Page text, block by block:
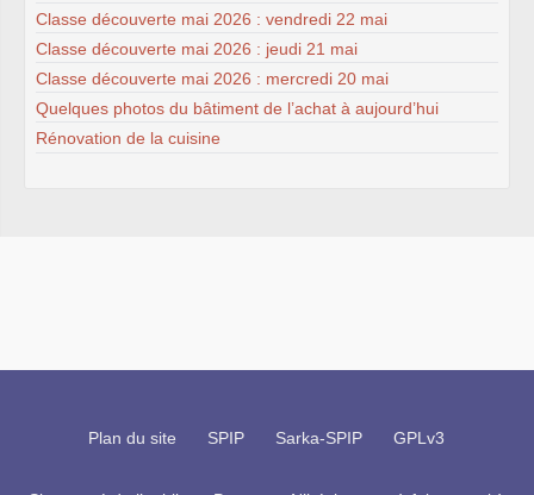
Classe découverte mai 2026 : vendredi 22 mai
Classe découverte mai 2026 : jeudi 21 mai
Classe découverte mai 2026 : mercredi 20 mai
Quelques photos du bâtiment de l’achat à aujourd’hui
Rénovation de la cuisine
Plan du site SPIP Sarka-SPIP GPLv3